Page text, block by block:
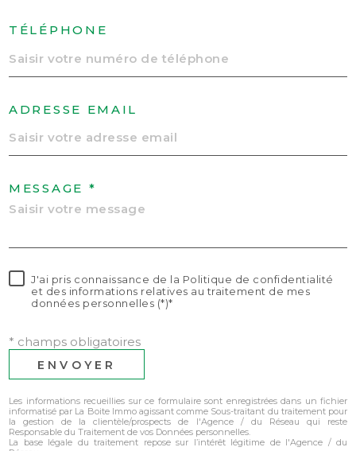
TÉLÉPHONE
ADRESSE EMAIL
MESSAGE *
J'ai pris connaissance de la Politique de confidentialité
et des informations relatives au traitement de mes
données personnelles (*)*
* champs obligatoires
ENVOYER
Les informations recueillies sur ce formulaire sont enregistrées dans un fichier
informatisé par La Boite Immo agissant comme Sous-traitant du traitement pour
la gestion de la clientèle/prospects de l'Agence / du Réseau qui reste
Responsable du Traitement de vos Données personnelles.
La base légale du traitement repose sur l’intérêt légitime de l'Agence / du